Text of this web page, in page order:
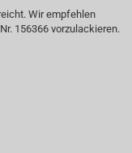
Wir empfehlen
156366 vorzulackieren.